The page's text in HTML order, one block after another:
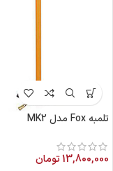
تلمبه Fox مدل MK2
13,800,000تومان